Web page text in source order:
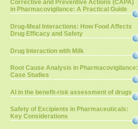
Corrective and Preventive Actions (CAPA)
in Pharmacovigilance: A Practical Guide
Drug-Meal Interactions: How Food Affects
Drug Efficacy and Safety
Drug Interaction with Milk
Root Cause Analysis in Pharmacovigilance:
Case Studies
AI in the benefit-risk assessment of drugs
Safety of Excipients in Pharmaceuticals:
Key Considerations